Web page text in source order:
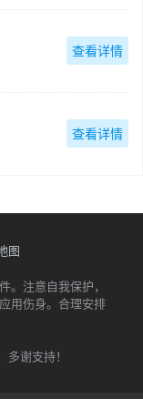
查看详情
查看详情
图
。注意自我保护，
用伤身。合理安排
谢支持！